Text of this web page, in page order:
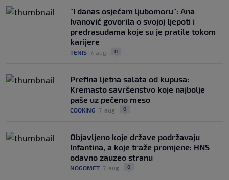
"I danas osjećam ljubomoru": Ana
Ivanović govorila o svojoj ljepoti i
predrasudama koje su je pratile tokom
karijere
TENIS 7. aug. 0
Prefina ljetna salata od kupusa:
Kremasto savršenstvo koje najbolje
paše uz pečeno meso
COOKING 7. aug. 0
Objavljeno koje države podržavaju
Infantina, a koje traže promjene: HNS
odavno zauzeo stranu
NOGOMET 7. aug. 0